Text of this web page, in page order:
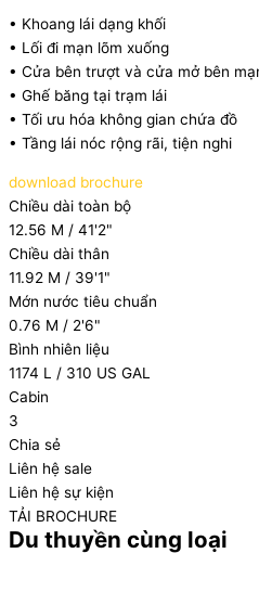
• Khoang lái dạng khối
• Lối đi mạn lõm xuống
• Cửa bên trượt và cửa mở bên
• Ghế băng tại trạm lái
• Tối ưu hóa không gian chứa đồ
• Tầng lái nóc rộng rãi, tiện nghi
download brochure
Chiều dài toàn bộ
12.56 M / 41'2"
Chiều dài thân
11.92 M / 39'1"
Mớn nước tiêu chuẩn
0.76 M / 2'6"
Bình nhiên liệu
1174 L / 310 US GAL
Cabin
3
Chia sẻ
Liên hệ sale
Liên hệ sự kiện
TẢI BROCHURE
Du thuyền cùng loại